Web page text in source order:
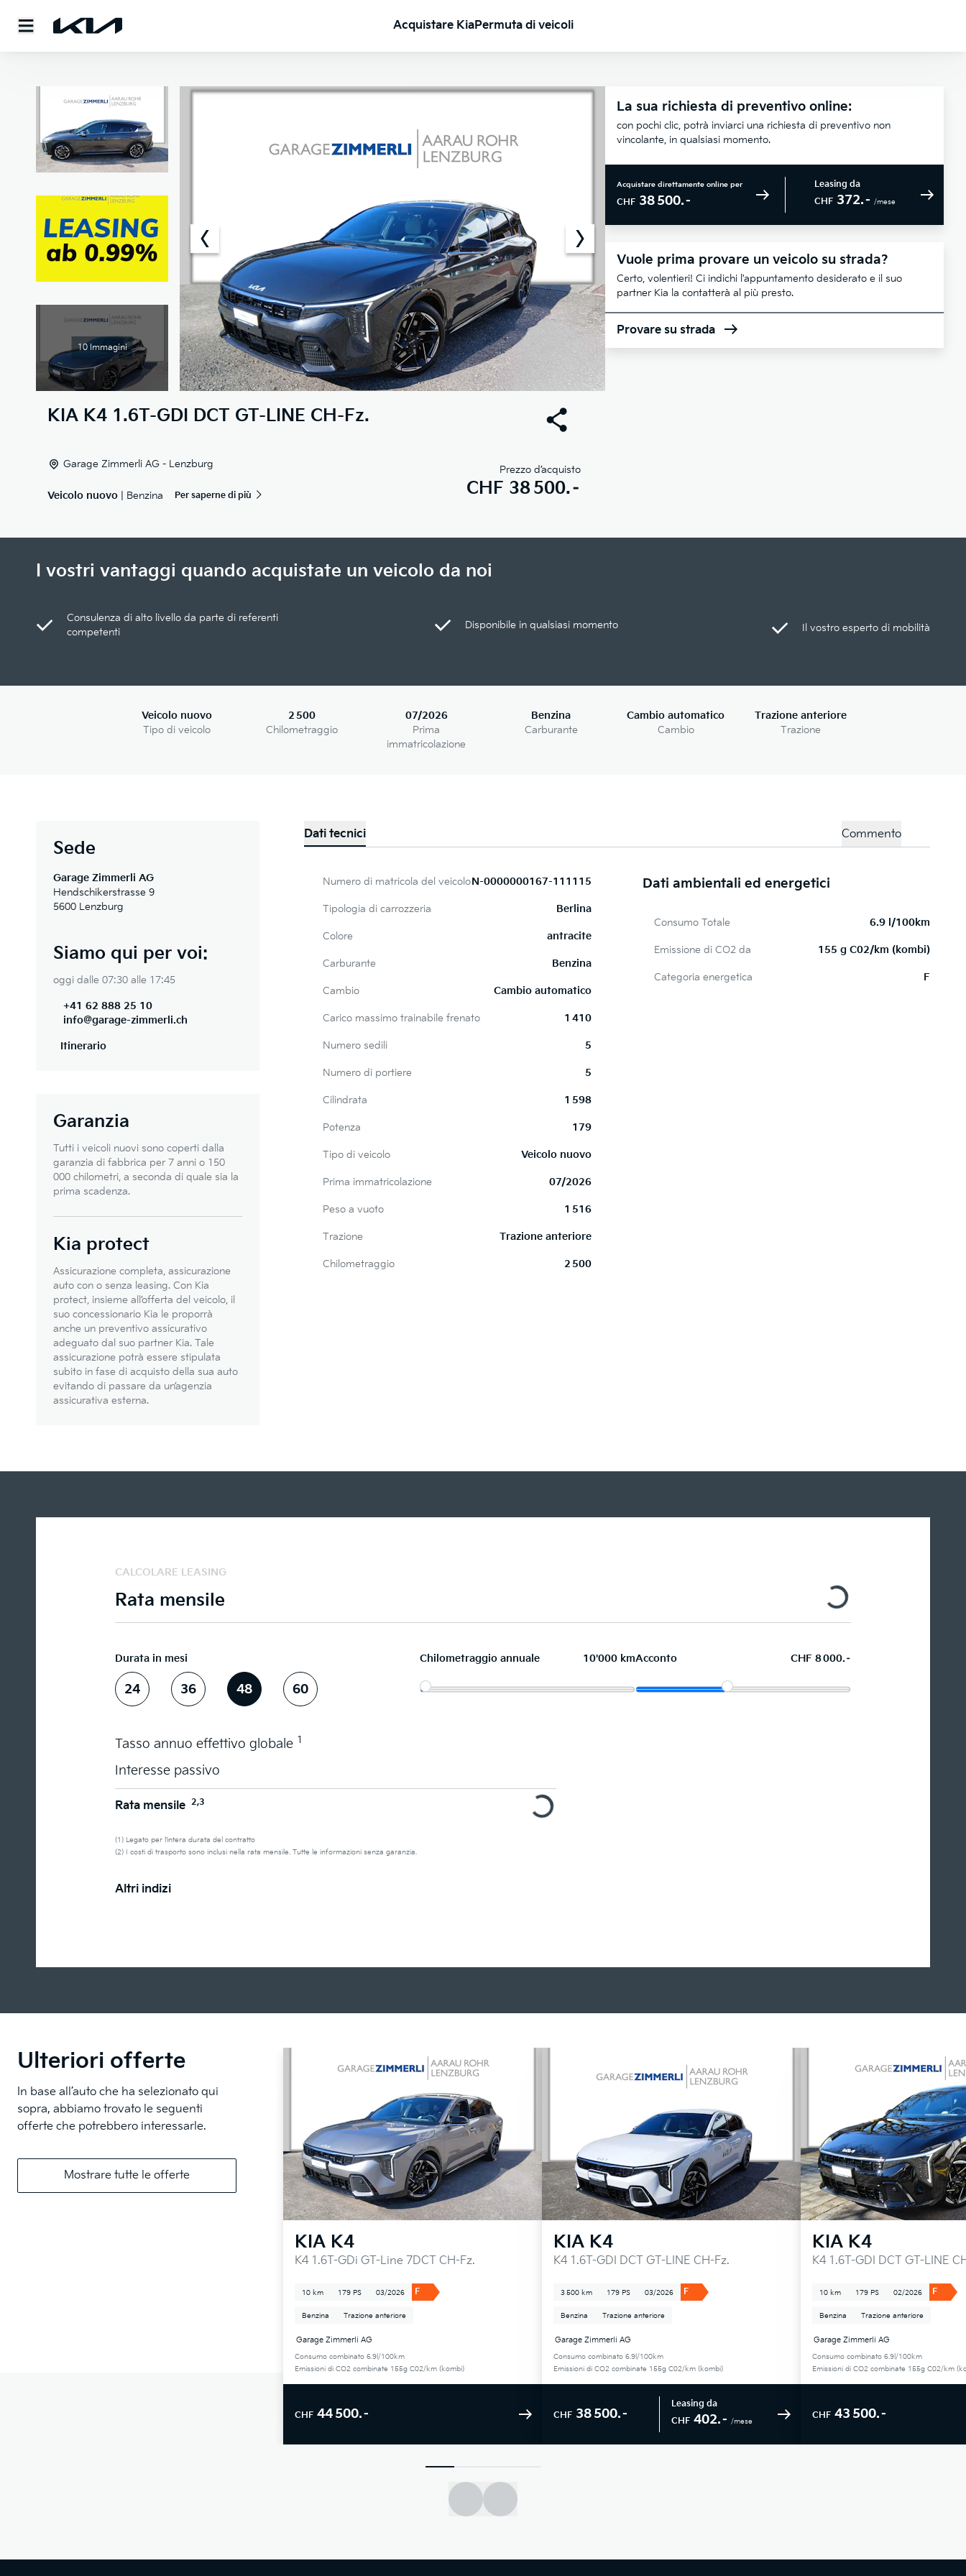
Acquistare KiaPermuta di veicoli
10 Immagini
KIA K4 1.6T-GDI DCT GT-LINE CH-Fz.
Garage Zimmerli AG - Lenzburg
Veicolo nuovo | Benzina Per saperne di più
Prezzo d’acquisto
CHF 38 500.–
La sua richiesta di preventivo online:
con pochi clic, potrà inviarci una richiesta di preventivo non
vincolante, in qualsiasi momento.
Acquistare direttamente online per
CHF 38 500.–
Leasing da
CHF 372.– /mese
Vuole prima provare un veicolo su strada?
Certo, volentieri! Ci indichi l'appuntamento desiderato e il suo
partner Kia la contatterà al più presto.
Provare su strada
I vostri vantaggi quando acquistate un veicolo da noi
Consulenza di alto livello da parte di referenti
competenti
Disponibile in qualsiasi momento Il vostro esperto di mobilità
Veicolo nuovo
Tipo di veicolo
2 500
Chilometraggio
07/2026
Prima
immatricolazione
Benzina
Carburante
Cambio automatico
Cambio
Trazione anteriore
Trazione
Dati tecnici Commento
Numero di matricola del veicoloN-0000000167-111115
Tipologia di carrozzeria Berlina
Colore antracite
Carburante Benzina
Cambio Cambio automatico
Carico massimo trainabile frenato 1 410
Numero sedili 5
Numero di portiere 5
Cilindrata 1 598
Potenza 179
Tipo di veicolo Veicolo nuovo
Prima immatricolazione 07/2026
Peso a vuoto 1 516
Trazione Trazione anteriore
Chilometraggio 2 500
Dati ambientali ed energetici
Consumo Totale 6.9 l/100km
Emissione di CO2 da 155 g C02/km (kombi)
Categoria energetica F
Sede
Garage Zimmerli AG
Hendschikerstrasse 9
5600 Lenzburg
Siamo qui per voi:
oggi dalle 07:30 alle 17:45
+41 62 888 25 10
info@garage-zimmerli.ch
Itinerario
Garanzia
Tutti i veicoli nuovi sono coperti dalla
garanzia di fabbrica per 7 anni o 150
000 chilometri, a seconda di quale sia la
prima scadenza.
Kia protect
Assicurazione completa, assicurazione
auto con o senza leasing. Con Kia
protect, insieme all’offerta del veicolo, il
suo concessionario Kia le proporrà
anche un preventivo assicurativo
adeguato dal suo partner Kia. Tale
assicurazione potrà essere stipulata
subito in fase di acquisto della sua auto
evitando di passare da un’agenzia
assicurativa esterna.
CALCOLARE LEASING
Rata mensile
Durata in mesi
24 36 48 60
Chilometraggio annuale 10'000 kmAcconto CHF 8 000.–
Tasso annuo effettivo globale 1
Interesse passivo
Rata mensile 2,3
(1) Legato per l’intera durata del contratto
(2) I costi di trasporto sono inclusi nella rata mensile. Tutte le informazioni senza garanzia.
Altri indizi
Ulteriori offerte
In base all’auto che ha selezionato qui
sopra, abbiamo trovato le seguenti
offerte che potrebbero interessarle.
Mostrare tutte le offerte
KIA K4
K4 1.6T-GDi GT-Line 7DCT CH-Fz.
10 km 179 PS 03/2026 F
Benzina Trazione anteriore
Garage Zimmerli AG
Consumo combinato 6.9l/100km
Emissioni di CO2 combinate 155g C02/km (kombi)
CHF 44 500.–
KIA K4
K4 1.6T-GDI DCT GT-LINE CH-Fz.
3 500 km 179 PS 03/2026 F
Benzina Trazione anteriore
Garage Zimmerli AG
Consumo combinato 6.9l/100km
Emissioni di CO2 combinate 155g C02/km (kombi)
CHF 38 500.–
Leasing da
CHF 402.– /mese
KIA K4
K4 1.6T-GDI DCT GT-LINE
10 km 179 PS 02/2026 F
Benzina Trazione anteriore
Garage Zimmerli AG
Consumo combinato 6.9l/100km
Emissioni di CO2 combinate 155g C02/km
CHF 43 500.–